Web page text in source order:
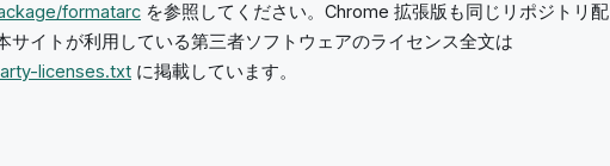
formatarc を参照してください。Chrome 拡張版も同じリポジトリ配
サイトが利用している第三者ソフトウェアのライセンス全文は
licenses.txt に掲載しています。